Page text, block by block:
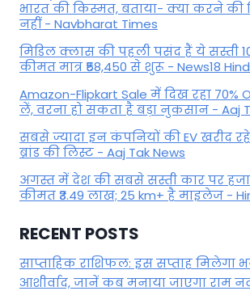
भारत की किस्मत, बताया- क्या करने
नहीं - Navbharat Times
मिडिल क्लास की पहली पसंद हैं ये सस्ती
कीमत मात्र ₹58,450 से शुरू - News18
Amazon-Flipkart Sale में दिख रहा 70%
लें, वरना हो सकता है बड़ा नुकसान - Aaj
सबसे ज्यादा इन कंपनियों की EV खरीद
ब्रांड की लिस्ट - Aaj Tak News
अगस्त में देश की सबसे सस्ती कार पर
कीमत ₹3.49 लाख; 25 km+ है माइलेज -
RECENT POSTS
साप्ताहिक राशिफल: इस सप्ताह मिलेगा
आशीर्वाद, जानें कब मनाया जाएगा राम